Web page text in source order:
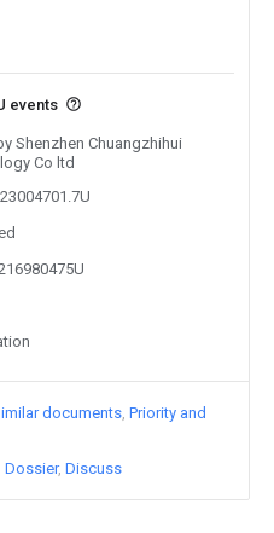
events
Shenzhen Chuangzhihui
Co ltd
documents Priority and
Dossier Discuss